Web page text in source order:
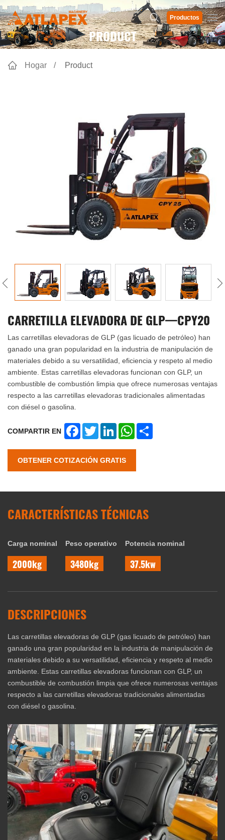
Productos
PRODUCT
Hogar Product
CARRETILLA ELEVADORA DE GLP—CPY20
Las carretillas elevadoras de GLP (gas licuado de petróleo) han
ganado una gran popularidad en la industria de manipulación de
materiales debido a su versatilidad, eficiencia y respeto al medio
ambiente. Estas carretillas elevadoras funcionan con GLP, un
combustible de combustión limpia que ofrece numerosas ventajas
respecto a las carretillas elevadoras tradicionales alimentadas
con diésel o gasolina.
COMPARTIR EN FacebookTwitterLinkedInWhatsApp
OBTENER COTIZACIÓN GRATIS
CARACTERÍSTICAS TÉCNICAS
Carga nominal
2000kg
Peso operativo
3480kg
Potencia nominal
37.5kw
DESCRIPCIONES
Las carretillas elevadoras de GLP (gas licuado de petróleo) han
ganado una gran popularidad en la industria de manipulación de
materiales debido a su versatilidad, eficiencia y respeto al medio
ambiente. Estas carretillas elevadoras funcionan con GLP, un
combustible de combustión limpia que ofrece numerosas ventajas
respecto a las carretillas elevadoras tradicionales alimentadas
con diésel o gasolina.